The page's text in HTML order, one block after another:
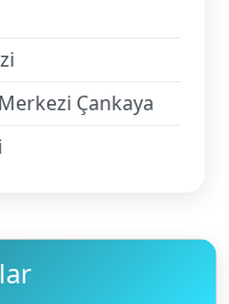
Çankaya